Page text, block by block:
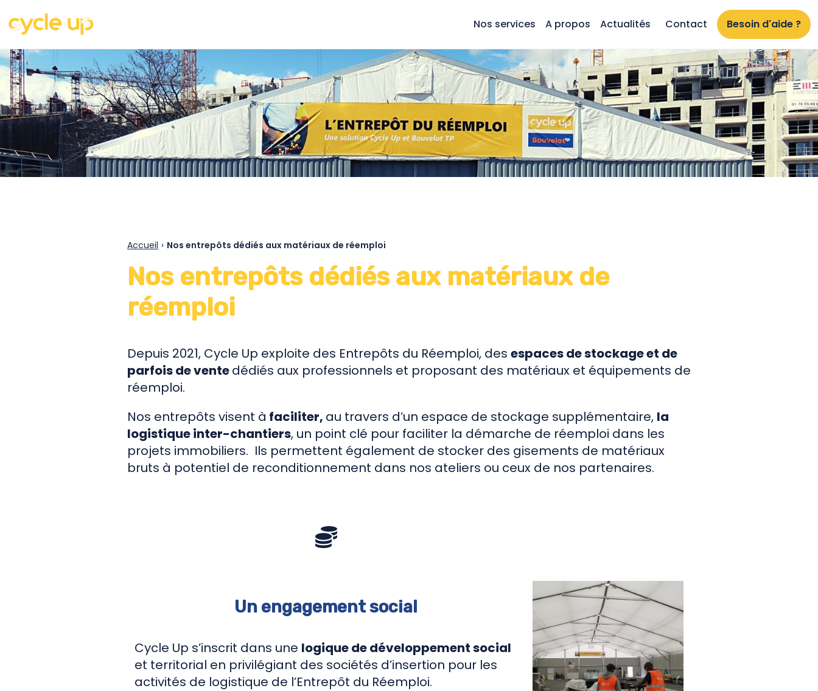
Nos services A propos Actualités Contact Besoin d'aide ?
Accueil › Nos entrepôts dédiés aux matériaux de réemploi
Nos entrepôts dédiés aux matériaux de
réemploi
Depuis 2021, Cycle Up exploite des Entrepôts du Réemploi, des espaces de stockage et de
parfois de ventedédiés aux professionnels et proposant des matériaux et équipements de
réemploi.
Nos entrepôts visent à faciliter, au travers d’un espace de stockage supplémentaire, la
logistique inter-chantiers, un point clé pour faciliter la démarche de réemploi dans les
projets immobiliers. Ils permettent également de stocker des gisements de matériaux
bruts à potentiel de reconditionnement dans nos ateliers ou ceux de nos partenaires.
Un engagement social
Cycle Up s’inscrit dans une logique de développement social
et territorial en privilégiant des sociétés d’insertion pour les
activités de logistique de l’Entrepôt du Réemploi.